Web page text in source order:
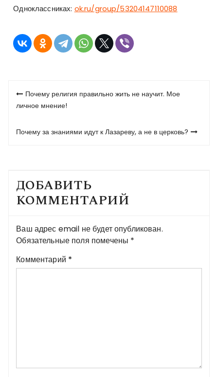
Одноклассниках: ok.ru/group/53204147110088
Навигация
по
записям
Почему религия правильно жить не научит. Мое
личное мнение!
Почему за знаниями идут к Лазареву, а не в церковь?
ДОБАВИТЬ
КОММЕНТАРИЙ
Ваш адрес email не будет опубликован.
Обязательные поля помечены *
Комментарий *